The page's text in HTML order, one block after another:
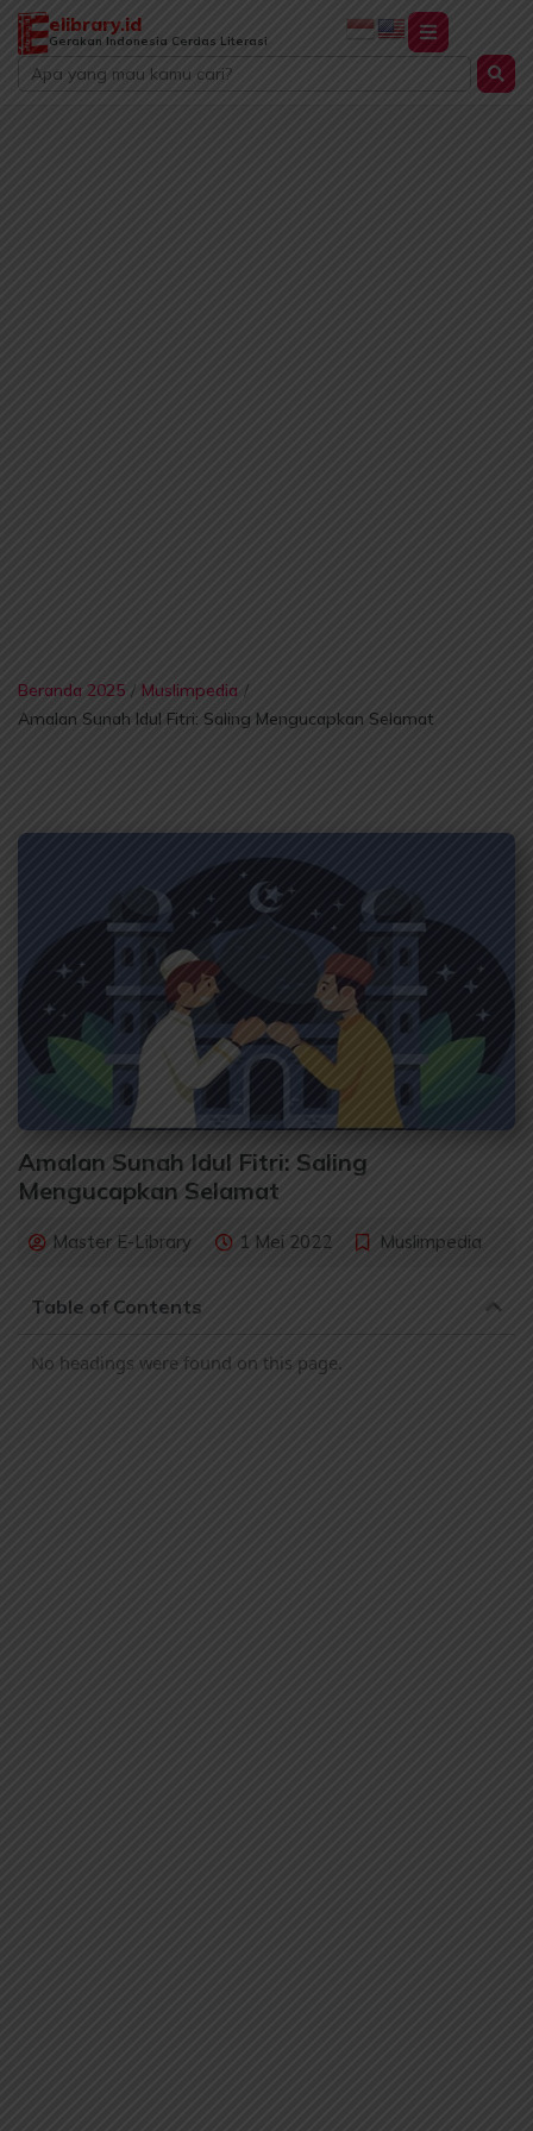
Lewati
konten
elibrary.id
Gerakan Indonesia Cerdas Literasi
Search
...
Beranda 2025 / Muslimpedia /
Amalan Sunah Idul Fitri: Saling Mengucapkan Selamat
Amalan Sunah Idul Fitri: Saling
Mengucapkan Selamat
Master E-Library 1 Mei 2022 Muslimpedia
Table of Contents
No headings were found on this page.